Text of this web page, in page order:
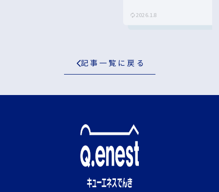
2026.1.8
記事一覧に戻る